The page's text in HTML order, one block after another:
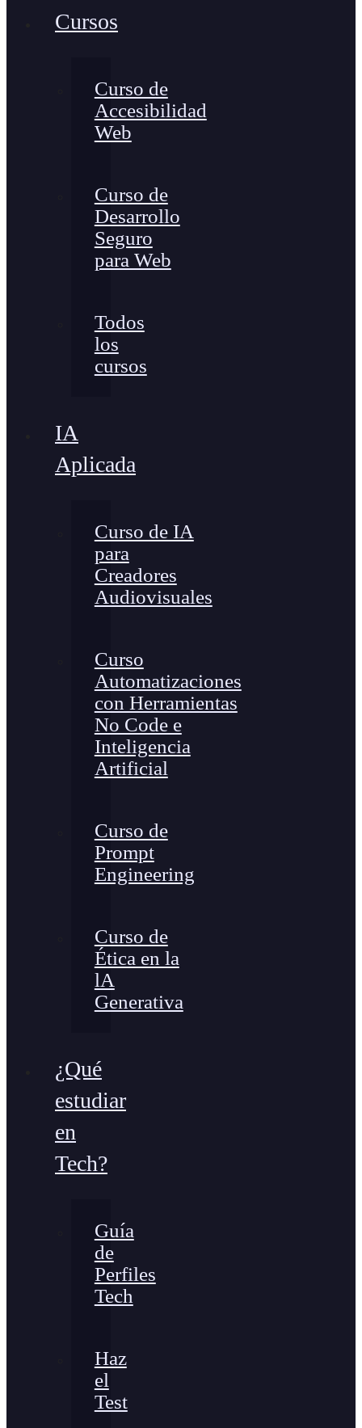
Cursos
Curso de
Accesibilidad
Web
Curso de
Desarrollo
Seguro
para Web
Todos
los
cursos
IA
Aplicada
Curso de IA
para
Creadores
Audiovisuales
Curso
Automatizaciones
con Herramientas
No Code e
Inteligencia
Artificial
Curso de
Prompt
Engineering
Curso de
Ética en la
lA
Generativa
¿Qué
estudiar
en
Tech?
Guía
de
Perfiles
Tech
Haz
el
Test